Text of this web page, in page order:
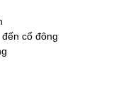
cổ đông